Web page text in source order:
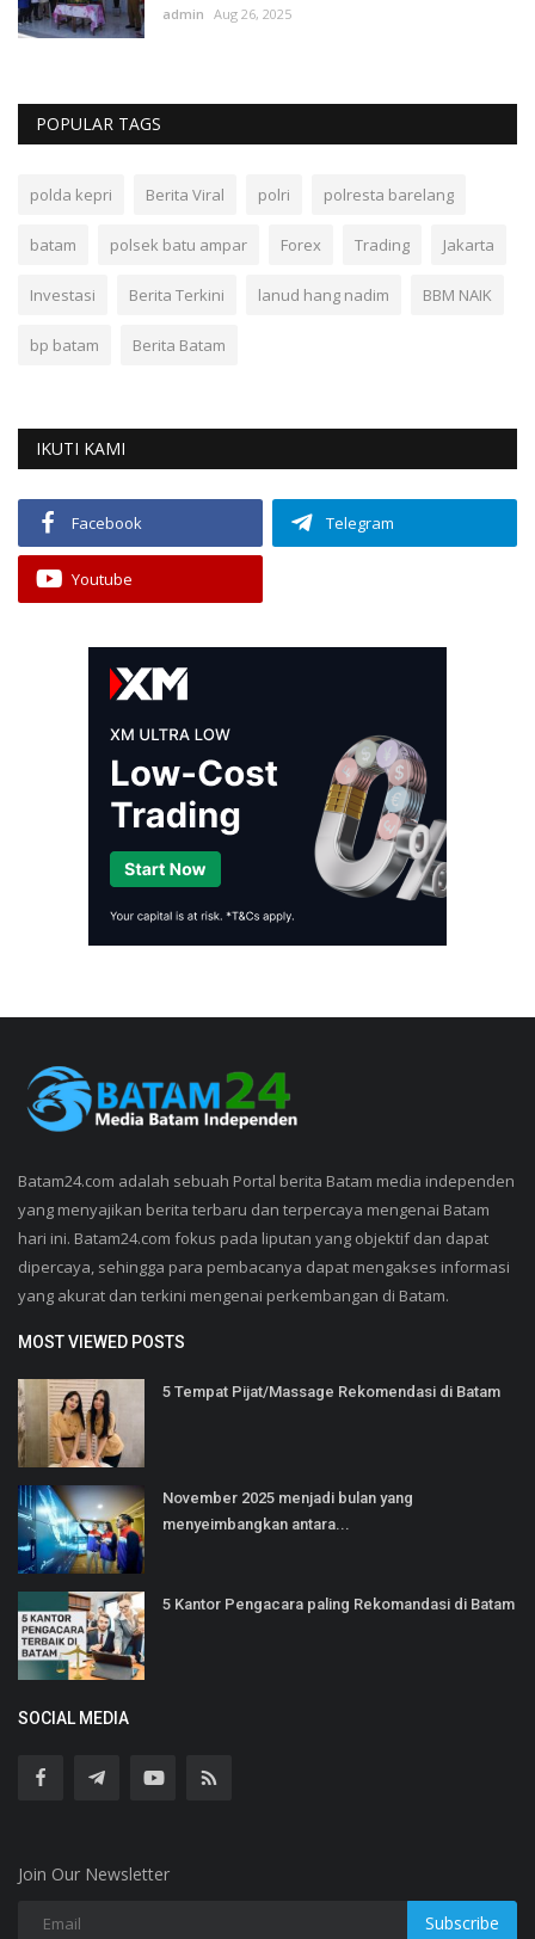
admin Aug 26, 2025
POPULAR TAGS
polda kepri Berita Viral polri polresta barelang
batam polsek batu ampar Forex Trading Jakarta
Investasi Berita Terkini lanud hang nadim BBM NAIK
bp batam Berita Batam
IKUTI KAMI
Facebook Telegram
Youtube
Batam24.com adalah sebuah Portal berita Batam media independen
yang menyajikan berita terbaru dan terpercaya mengenai Batam
hari ini. Batam24.com fokus pada liputan yang objektif dan dapat
dipercaya, sehingga para pembacanya dapat mengakses informasi
yang akurat dan terkini mengenai perkembangan di Batam.
MOST VIEWED POSTS
5 Tempat Pijat/Massage Rekomendasi di Batam
November 2025 menjadi bulan yang
menyeimbangkan antara...
5 Kantor Pengacara paling Rekomandasi di Batam
SOCIAL MEDIA
Join Our Newsletter
Subscribe